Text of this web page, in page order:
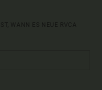
WANN ES NEUE RVCA